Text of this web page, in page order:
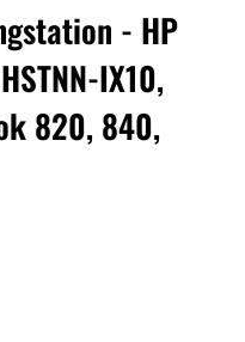
- HP
IX10,
820, 840,